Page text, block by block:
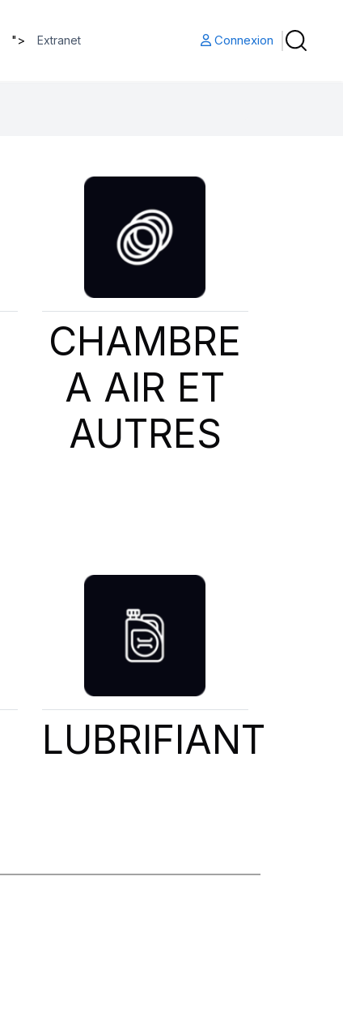
"> Extranet Connexion
CHAMBRE
A AIR ET
AUTRES
LUBRIFIANT